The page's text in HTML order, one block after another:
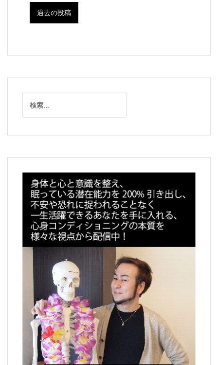
過去の投稿
索: